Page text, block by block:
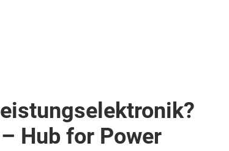
Hub for Power